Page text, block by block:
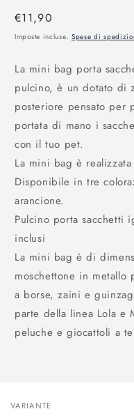
Prezzo
di
€11,90
Imposte incluse. Spese di
La mini bag porta
pulcino, è un dotato di
posteriore pensato per
portata di mano i
con il tuo pet.
La mini bag è
Disponibile in tre
arancione.
Pulcino porta sacchetti
inclusi
La mini bag è di
moschettone in metallo
a borse, zaini e
parte della linea Lola e
peluche e giocattoli a
Il
VARIANTE